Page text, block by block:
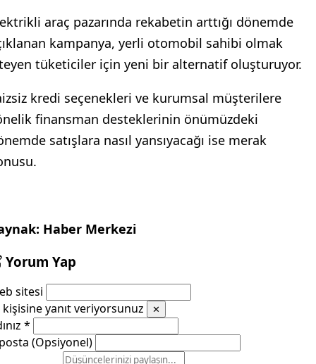
araç pazarında rekabetin arttığı dönemde
kampanya, yerli otomobil sahibi olmak
tüketiciler için yeni bir alternatif oluşturuyor.
kredi seçenekleri ve kurumsal müşterilere
finansman desteklerinin önümüzdeki
satışlara nasıl yansıyacağı ise merak
Haber Merkezi
Yorum Yap
sitesi
kişisine yanıt veriyorsunuz
✕
*
(Opsiyonel)